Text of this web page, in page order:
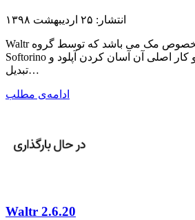
انتشار: ۲۵ اردیبهشت ۱۳۹۸
Waltr یک نرم افزار مخصوص مک می باشد که توسط گروه
Softorino ساخته شده است و کار اصلی آن آسان کردن آپلود و
تبدیل…
ادامه‌ی مطلب
Waltr 2.6.20